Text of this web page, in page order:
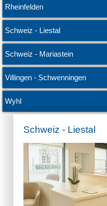
Rheinfelden
Schweiz - Liestal
Schweiz - Mariastein
Villingen - Schwenningen
Wyhl
Schweiz - Liestal